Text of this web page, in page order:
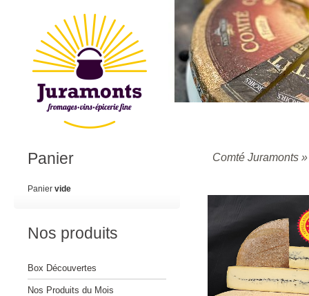
Comté Juramonts
Panier
Panier vide
Nos produits
Box Découvertes
Nos Produits du Mois